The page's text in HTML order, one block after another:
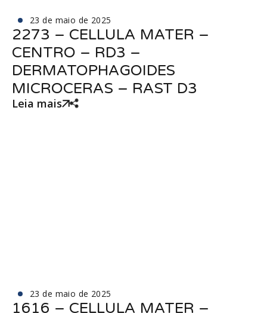
23 de maio de 2025
2273 – CELLULA MATER –
CENTRO – RD3 –
DERMATOPHAGOIDES
MICROCERAS – RAST D3
Leia mais
23 de maio de 2025
1616 – CELLULA MATER –